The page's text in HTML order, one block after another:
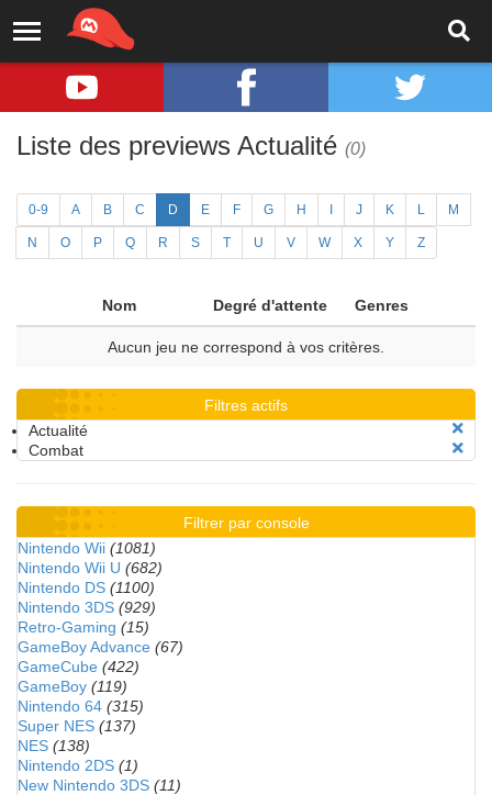
Liste des previews Actualité (0)
0-9 A B C D E F G H J K L M
N O P Q R S T U V W X Y Z
Nom Degré d'attente Genres
Aucun jeu ne correspond à vos critères.
Filtres actifs
Actualité
Combat
Filtrer par console
Nintendo Wii (1081)
Nintendo Wii U (682)
Nintendo DS (1100)
Nintendo 3DS (929)
Retro-Gaming (15)
GameBoy Advance (67)
GameCube (422)
GameBoy (119)
Nintendo 64 (315)
Super NES (137)
NES (138)
Nintendo 2DS (1)
New Nintendo 3DS (11)